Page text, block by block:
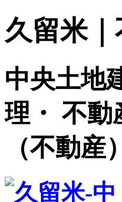
久留米
中央土地
理・ 不動
（不動